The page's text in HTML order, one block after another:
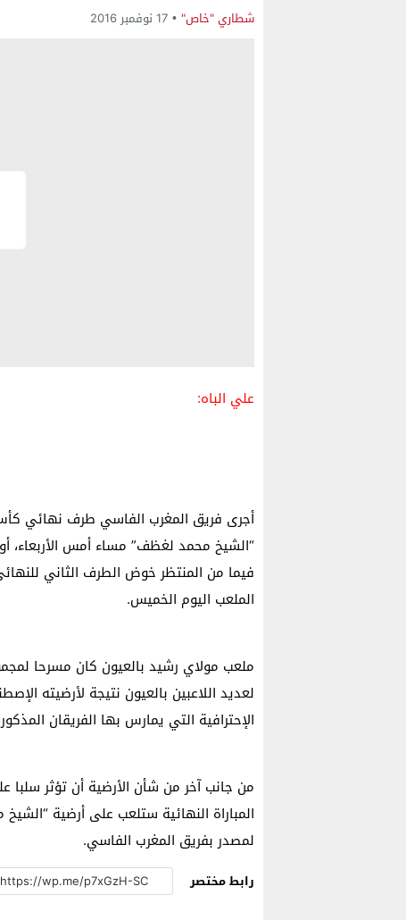
شطاري "خاص" 17 نوفمبر 2016
علي الباه:
أجرى فريق المغرب الفاسي طرف نهائي
“الشيخ محمد لغظف” مساء أمس الأربعاء،
فيما من المنتظر خوض الطرف الثاني
الملعب اليوم الخميس.
ملعب مولاي رشيد بالعيون كان مسرحا
لعديد اللاعبين بالعيون نتيجة لأرضيته
الإحترافية التي يمارس بها الفريقان
من جانب آخر من شأن الأرضية أن تؤثر سلبا
المباراة النهائية ستلعب على أرضية
لمصدر بفريق المغرب الفاسي.
رابط مختصر